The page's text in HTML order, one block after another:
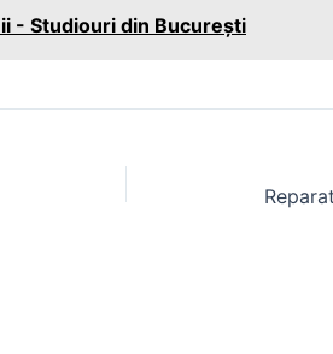
- Studiouri din București